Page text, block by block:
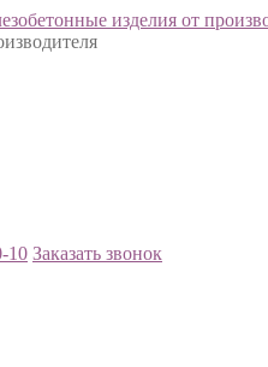
10 Заказать звонок